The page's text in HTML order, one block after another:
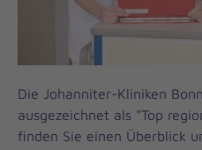
Die Johanniter-Kliniken
ausgezeichnet als "Top
finden Sie einen Überblick